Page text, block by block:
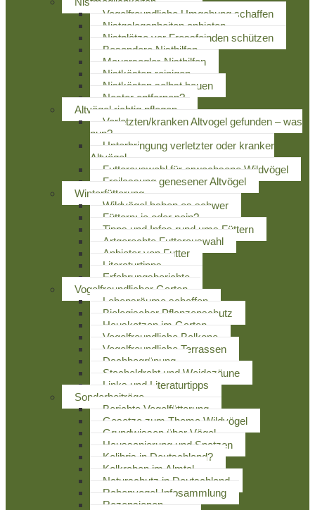
Vogelfreundliche Umgebung schaffen
Nistgelegenheiten anbieten
Nistplätze vor Fressfeinden schützen
Besondere Nisthilfen
Mauersegler-Nisthilfen
Nistkästen reinigen
Nistkästen selbst bauen
Nester entfernen?
Altvögel richtig pflegen
Verletzten/kranken Altvogel gefunden – was
nun?
Unterbringung verletzter oder kranker
Altvögel
Futterauswahl für erwachsene Wildvögel
Freilassung genesener Altvögel
Winterfütterung
Wildvögel haben es schwer
Füttern: ja oder nein?
Tipps und Infos rund ums Füttern
Artgerechte Futterauswahl
Anbieter von Futter
Literaturtipps
Erfahrungsberichte
Vogelfreundlicher Garten
Lebensräume schaffen
Biologischer Pflanzenschutz
Hauskatzen im Garten
Vogelfreundliche Balkone
Vogelfreundliche Terrassen
Dachbegrünung
Stacheldraht und Weidezäune
Links und Literaturtipps
Sonderbeiträge
Berichte Vogelfütterung
Gesetze zum Thema Wildvögel
Grundwissen über Vögel
Haussanierung und Spatzen
Kolibris in Deutschland?
Kolkraben im Almtal
Naturschutz in Deutschland
Rabenvogel-Infosammlung
Rezensionen